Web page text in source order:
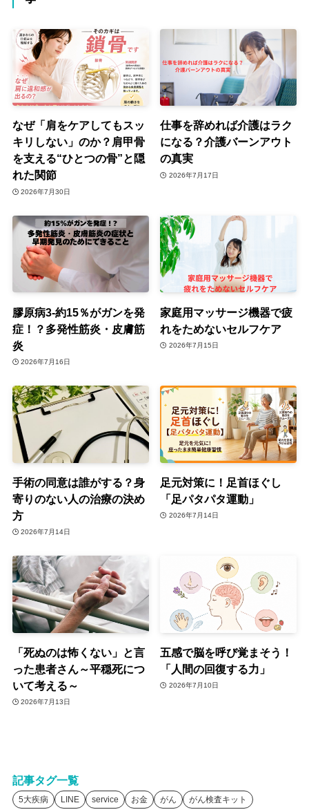
なぜ「肩をケアしてもスッ
キリしない」のか？肩甲骨
を支える“ひとつの骨”と隠
れた関節
2026年7月30日
仕事を辞めれば介護はラク
になる？介護バーンアウト
の真実
2026年7月17日
膠原病3-約15％がガンを発
症！？多発性筋炎・皮膚筋
炎
2026年7月16日
家庭用マッサージ機器で疲
れをためないセルフケア
2026年7月15日
手術の同意は誰がする？身
寄りのない人の治療の決め
方
2026年7月14日
足元対策に！足首ほぐし
「足パタパタ運動」
2026年7月14日
「死ぬのは怖くない」と言
った患者さん～平穏死につ
いて考える～
2026年7月13日
五感で脳を呼び覚まそう！
「人間の回復する力」
2026年7月10日
記事タグ一覧
5大疾病 LINE service お金 がん がん検査キット